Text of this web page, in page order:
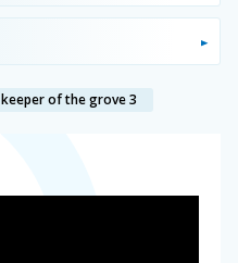
keeper of the grove 3